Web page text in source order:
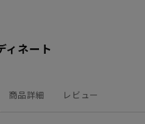
ィネート
商品詳細 レビュー